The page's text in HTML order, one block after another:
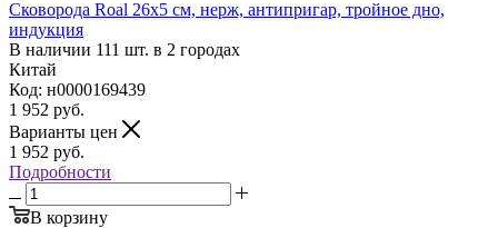
Сковорода Roal 26х5 см, нерж, антипригар, тройное дно,
индукция
В наличии 111 шт. в 2 городах
Китай
Код: н0000169439
1 952 руб.
Варианты цен
1 952 руб.
Подробности
В корзину